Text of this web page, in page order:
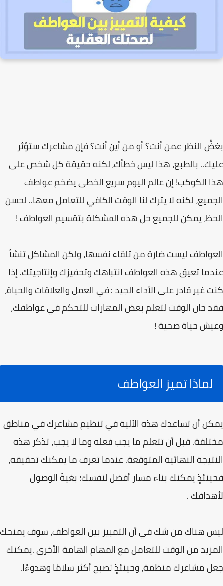
بغضِّ النظر عمن أنت؟ أو من أین أنت؟ فإن مشاعرك ستؤثر
علیك.. بالطبع، ھذا لیس خطأك، لكنه حقیقة كل شخص على
ھذا الكوكب! إن عالم الیوم سریع الخطى یضخم عواطف
الجمیع، لكنه لا یترك لنا الوقت الكافي للتعامل معھا.. لحسن
الحظ، یمكن للجمیع حل ھذه المشكلة بتقسیم العواطف !
العواطف لیست ضارة من تلقاء نفسھا، ولكن المشاكل تنشأ
عندما تعیق ھذه العواطف انتباھك وتحفیزك وإنتاجیتك. إذا
كنت غیر قادر على الأداء الجید : في العمل والعلاقات والحیاة،
فقد حان الوقت لتعلم بعض المھارات للتحكم في عواطفك،
وعیش حیاة صحیة !
لماذا تميز العواطف
یمكن أن تساعدك ھذه الآلیة في تنظیم مشاعرك في مناطق
مختلفة. قبل أن تتعلم ما یجب فعله وما لا یجب، تذكر ھذه
النتیجة النھائیة المتوقعة. عندما تعرف ما یمكنك تحقیقه،
فحینئذٍ یمكنك بناء مسار أفضل لنفسك؛ بغیةَ الوصول
لأھدافك .
لیس ھناك من شك في أن التمییز بین العواطف، سوف یمنحك
المزید من الوقت للتعامل مع المھام الھامة الأخرى .یمكنك
جعل مشاعرك منظمة، وحینئذٍ تصبح أكثر سلامًا وھدوءًا.